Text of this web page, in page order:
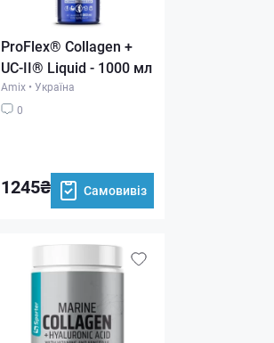
ProFlex® Collagen +
UC-II® Liquid - 1000 мл
Amix • Україна
0
1245₴ Самовивіз